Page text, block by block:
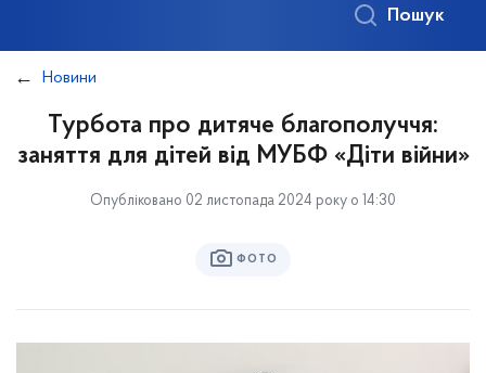
Пошук
Новини
Турбота про дитяче благополуччя:
заняття для дітей від МУБФ «Діти війни»
Опубліковано 02 листопада 2024 року о 14:30
ФОТО